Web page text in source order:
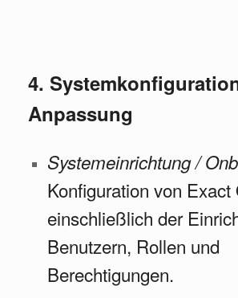
4.
Anpassung
Systemeinrichtung /
Konfiguration von Exact
einschließlich der
Benutzern, Rollen und
Berechtigungen.